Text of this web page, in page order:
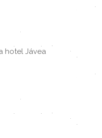
hotel Jávea